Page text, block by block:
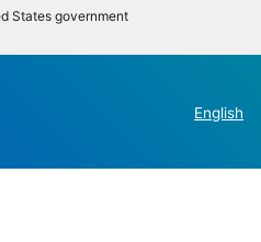
States government
English